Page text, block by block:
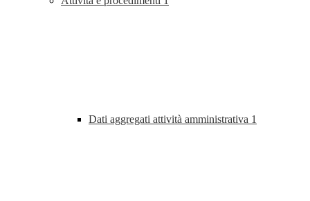
Dati aggregati attività amministrativa 1